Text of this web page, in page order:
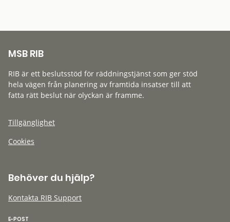
MSB RIB
RIB är ett beslutsstöd för räddningstjänst som ger stöd
hela vägen från planering av framtida insatser till att
fatta rätt beslut när olyckan är framme.
Tillgänglighet
Cookies
Behöver du hjälp?
Kontakta RIB Support
E-POST